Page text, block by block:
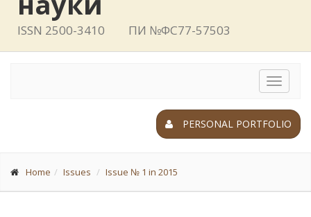
ISSN 2500-3410 ПИ №ФС77-57503
Toggle
PERSONAL PORTFOLIO
Home Issues Issue № 1 in 2015